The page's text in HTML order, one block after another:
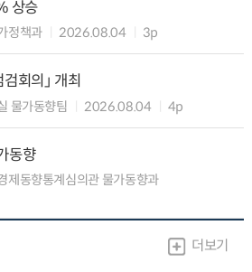
상승
정책과 2026.08.04 3p
회의」 개최
물가동향팀 2026.08.04 4p
동향
제동향통계심의관 물가동향과
더보기